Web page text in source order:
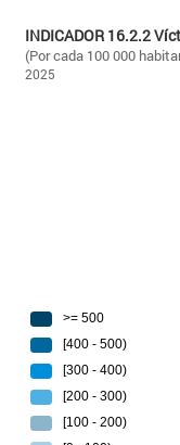
INDICADOR 16.2.2
(Por cada 100 000
2025